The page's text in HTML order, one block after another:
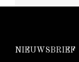
NIEUWSBRIEF